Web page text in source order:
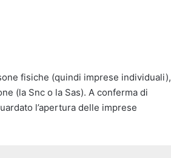
fisiche (quindi imprese individuali),
(la Snc o la Sas). A conferma di
l’apertura delle imprese